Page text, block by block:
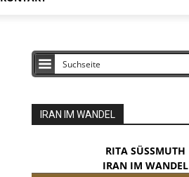
IRAN IM WANDEL
RITA SÜSSMUTH
IRAN IM WANDEL